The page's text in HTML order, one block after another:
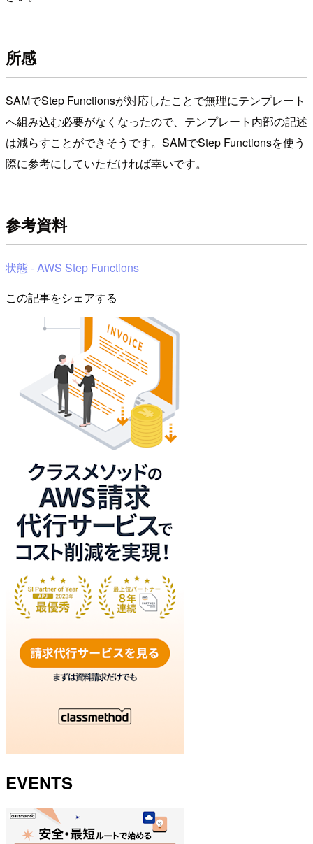
所感
SAMでStep Functionsが対応したことで無理にテンプレート
へ組み込む必要がなくなったので、テンプレート内部の記述
は減らすことができそうです。SAMでStep Functionsを使う
際に参考にしていただければ幸いです。
参考資料
状態 - AWS Step Functions
この記事をシェアする
EVENTS